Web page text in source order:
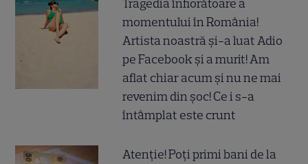
Tragedia înfiorătoare a
momentului în România!
Artista noastră și-a luat Adio
pe Facebook și a murit! Am
aflat chiar acum și nu ne mai
revenim din șoc! Ce i s-a
întâmplat este crunt
Atenție! Poți primi bani de la